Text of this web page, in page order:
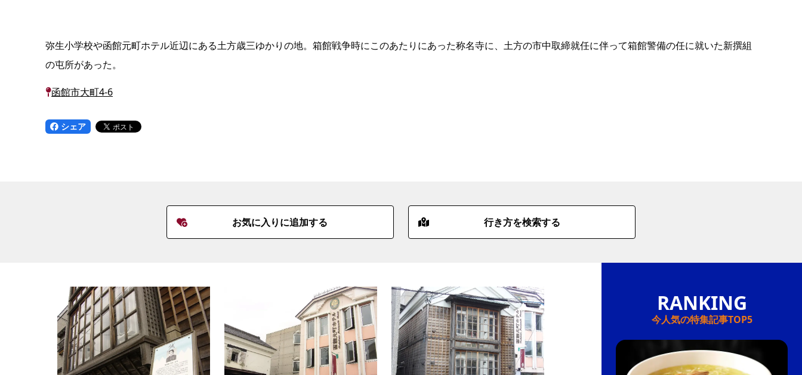
弥生小学校や函館元町ホテル近辺にある土方歳三ゆかりの地。箱館戦争時にこのあたりにあった称名寺に、土方の市中取締就任に伴って箱館警備の任に就いた新撰組
の屯所があった。
函館市大町4-6
シェア
お気に入りに追加する 行き方を検索する
今人気の特集記事TOP5